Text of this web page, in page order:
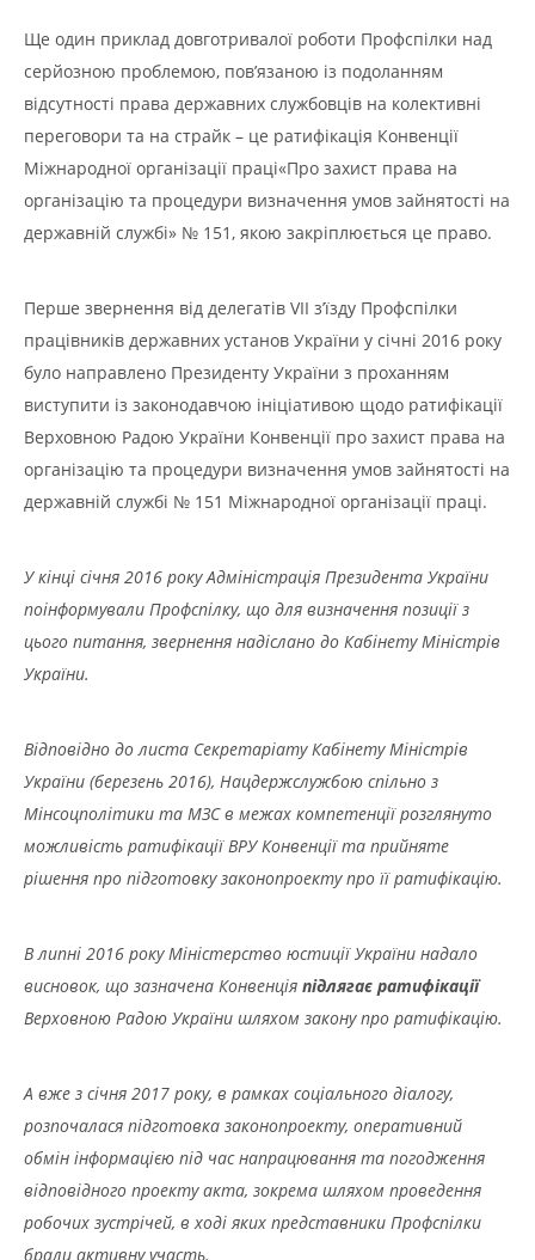
Ще один приклад довготривалої роботи Профспілки над
серйозною проблемою, пов’язаною із подоланням
відсутності права державних службовців на колективні
переговори та на страйк – це ратифікація Конвенції
Міжнародної організації праці«Про захист права на
організацію та процедури визначення умов зайнятості на
державній службі» № 151, якою закріплюється це право.
Перше звернення від делегатів VII з’їзду Профспілки
працівників державних установ України у січні 2016 року
було направлено Президенту України з проханням
виступити із законодавчою ініціативою щодо ратифікації
Верховною Радою України Конвенції про захист права на
організацію та процедури визначення умов зайнятості на
державній службі № 151 Міжнародної організації праці.
У кінці січня 2016 року Адміністрація Президента України
поінформували Профспілку, що для визначення позиції з
цього питання, звернення надіслано до Кабінету Міністрів
України.
Відповідно до листа Секретаріату Кабінету Міністрів
України (березень 2016), Нацдержслужбою спільно з
Мінсоцполітики та МЗС в межах компетенції розглянуто
можливість ратифікації ВРУ Конвенції та прийняте
рішення про підготовку законопроекту про її ратифікацію.
В липні 2016 року Міністерство юстиції України надало
висновок, що зазначена Конвенція підлягає ратифікації
Верховною Радою України шляхом закону про ратифікацію.
А вже з січня 2017 року, в рамках соціального діалогу,
розпочалася підготовка законопроекту, оперативний
обмін інформацією під час напрацювання та погодження
відповідного проекту акта, зокрема шляхом проведення
робочих зустрічей, в ході яких представники Профспілки
брали активну участь.